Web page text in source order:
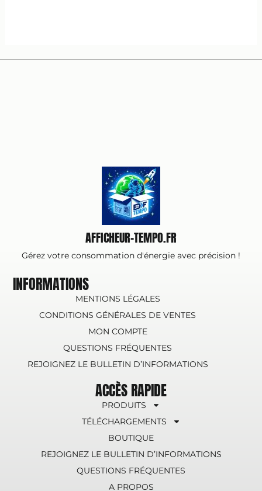
AFFICHEUR-TEMPO.FR
Gérez votre consommation d'énergie avec précision !
INFORMATIONS
MENTIONS LÉGALES
CONDITIONS GÉNÉRALES DE VENTES
MON COMPTE
QUESTIONS FRÉQUENTES
REJOIGNEZ LE BULLETIN D’INFORMATIONS
ACCÈS RAPIDE
PRODUITS
TÉLÉCHARGEMENTS
BOUTIQUE
REJOIGNEZ LE BULLETIN D’INFORMATIONS
QUESTIONS FRÉQUENTES
A PROPOS